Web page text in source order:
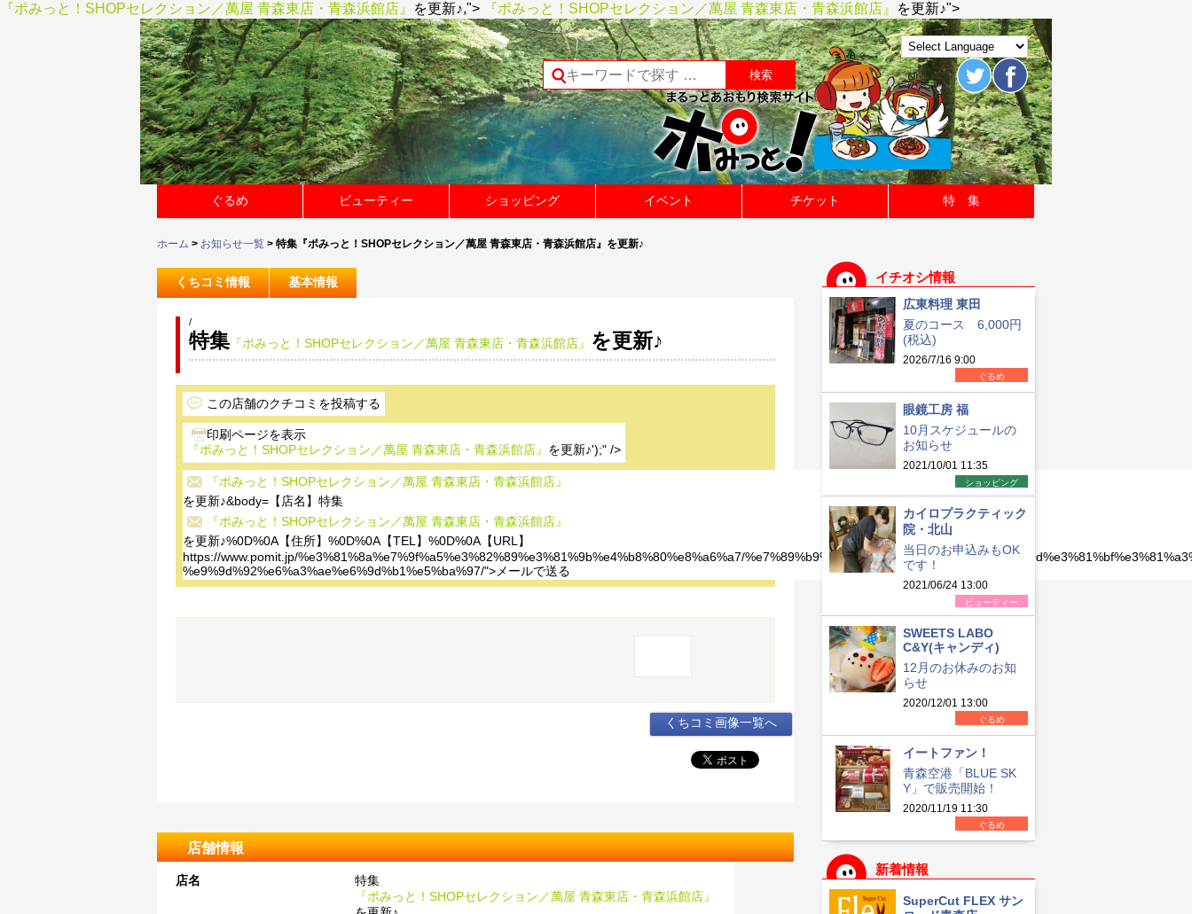
『ポみっと！SHOPセレクション／萬屋 青森東店・青森浜館店』 を更新♪,"> 『ポみっと！SHOPセレクション／萬屋 青森東店・青森浜館店』 を更新♪">
ぐるめ ビューティー ショッピング イベント チケット 特 集
ホーム > お知らせ一覧 > 特集『ポみっと！SHOPセレクション／萬屋 青森東店・青森浜館店』を更新♪
くちコミ情報 基本情報
/
特集 『ポみっと！SHOPセレクション／萬屋 青森東店・青森浜館店』 を更新♪
この店舗のクチコミを投稿する
『ポみっと！SHOPセレクション／萬屋 青森東店・青森浜館店』 を更新♪');" />
『ポみっと！SHOPセレクション／萬屋 青森東店・青森浜館店』
を更新♪&body=【店名】特集
『ポみっと！SHOPセレクション／萬屋 青森東店・青森浜館店』
を更新♪%0D%0A【住所】%0D%0A【TEL】%0D%0A【URL】
https://www.pomit.jp/%e3%81%8a%e7%9f%a5%e3%82%89%e3%81%9b%e4%b8%80%e8%a6%a7/
%e9%9d%92%e6%a3%ae%e6%9d%b1%e5%ba%97/">メールで送る
くちコミ画像一覧へ
店舗情報
店名
特集
『ポみっと！SHOPセレクション／萬屋 青森東店・青森浜館店』
イチオシ情報
広東料理 東田
夏のコース 6,000円
(税込)
2026/7/16 9:00
ぐるめ
眼鏡工房 福
10月スケジュールの
お知らせ
2021/10/01 11:35
ショッピング
カイロプラクティック
院・北山
当日のお申込みもOK
です！
2021/06/24 13:00
ビューティー
SWEETS LABO
C&Y(キャンディ)
12月のお休みのお知
らせ
2020/12/01 13:00
ぐるめ
イートファン！
青森空港「BLUE SK
Y」で販売開始！
2020/11/19 11:30
ぐるめ
新着情報
SuperCut FLEX サン